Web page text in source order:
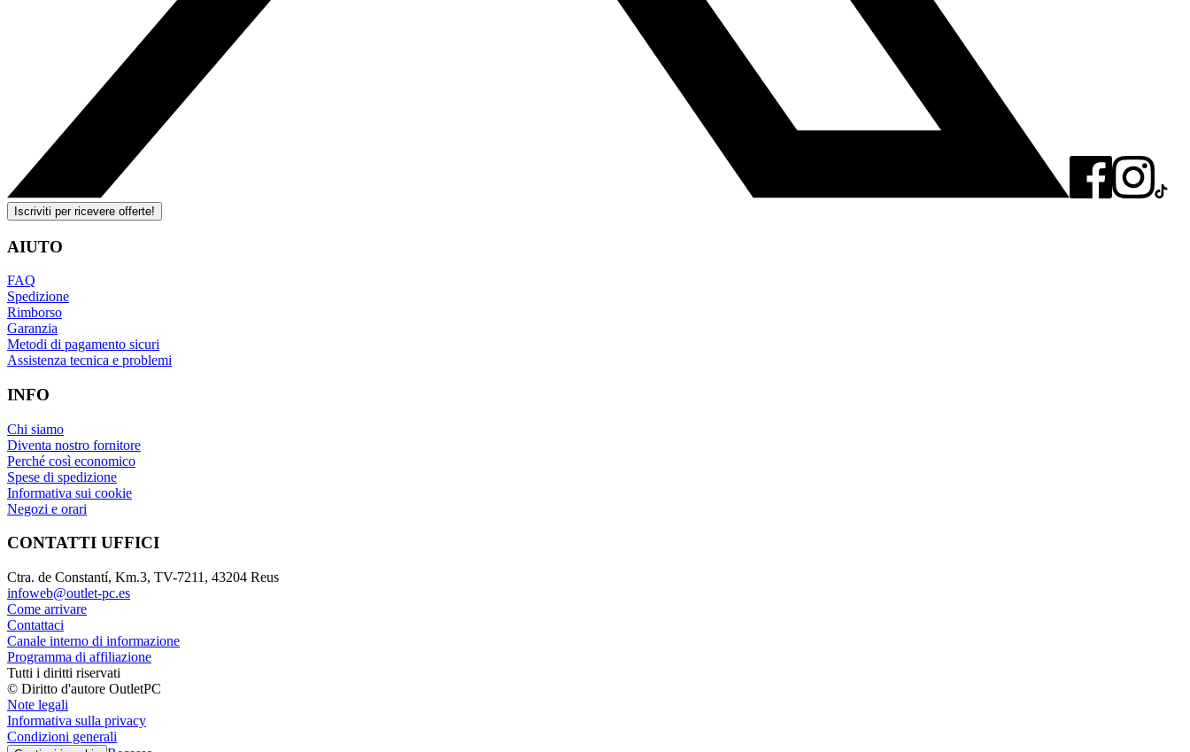
Iscriviti per ricevere offerte!
AIUTO
FAQ
Spedizione
Rimborso
Garanzia
Metodi di pagamento sicuri
Assistenza tecnica e problemi
INFO
Chi siamo
Diventa nostro fornitore
Perché così economico
Spese di spedizione
Informativa sui cookie
Negozi e orari
CONTATTI UFFICI
Ctra. de Constantí, Km.3, TV-7211, 43204 Reus
infoweb@outlet-pc.es
Come arrivare
Contattaci
Canale interno di informazione
Programma di affiliazione
Tutti i diritti riservati
© Diritto d'autore OutletPC
Note legali
Informativa sulla privacy
Condizioni generali